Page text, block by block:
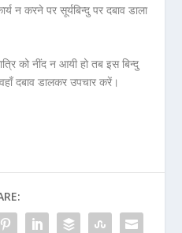
न करने पर सूर्यबिन्दु पर दबाव डाला
को नींद न आयी हो तब इस बिन्दु
दबाव डालकर उपचार करें।